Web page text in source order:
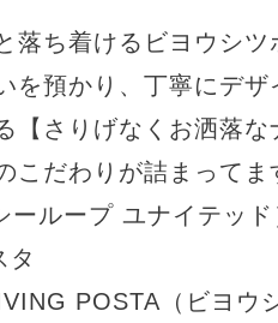
落ち着けるビヨウシ
を預かり、丁寧にデ
【さりげなくお洒落
こだわりが詰まってま
タ